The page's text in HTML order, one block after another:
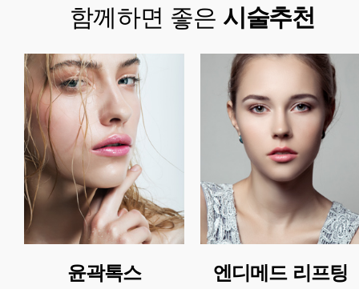
함께하면 좋은 시술추천
윤곽톡스 엔디메드 리프팅